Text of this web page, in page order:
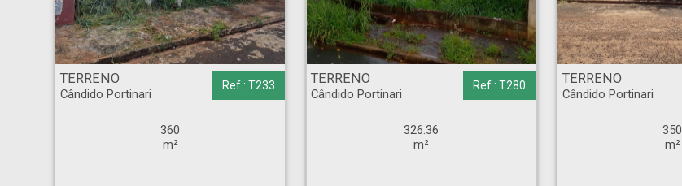
TERRENO - Cândido Portinari - Ribeirão Preto
TERRENO
Cândido Portinari
Ref.: T233
360
m²
TERRENO - Cândido Portinari - Ribeirão Preto
TERRENO
Cândido Portinari
Ref.: T280
326.36
m²
TERRENO - Cândido Portinari - Ribeirão Preto
TERRENO
Cândido Portinari
350
m²